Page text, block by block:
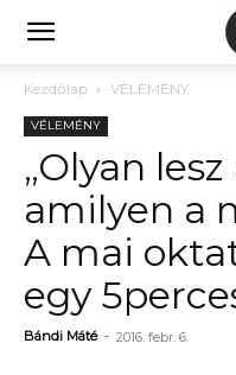
Kezdőlap VÉLEMÉNY
VÉLEMÉNY
„Olyan
amilyen a
A mai
egy
Bándi Máté - 2016. febr. 6.